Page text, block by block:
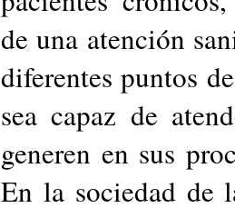
de una atención
diferentes puntos
sea capaz de
generen en sus
En la sociedad de